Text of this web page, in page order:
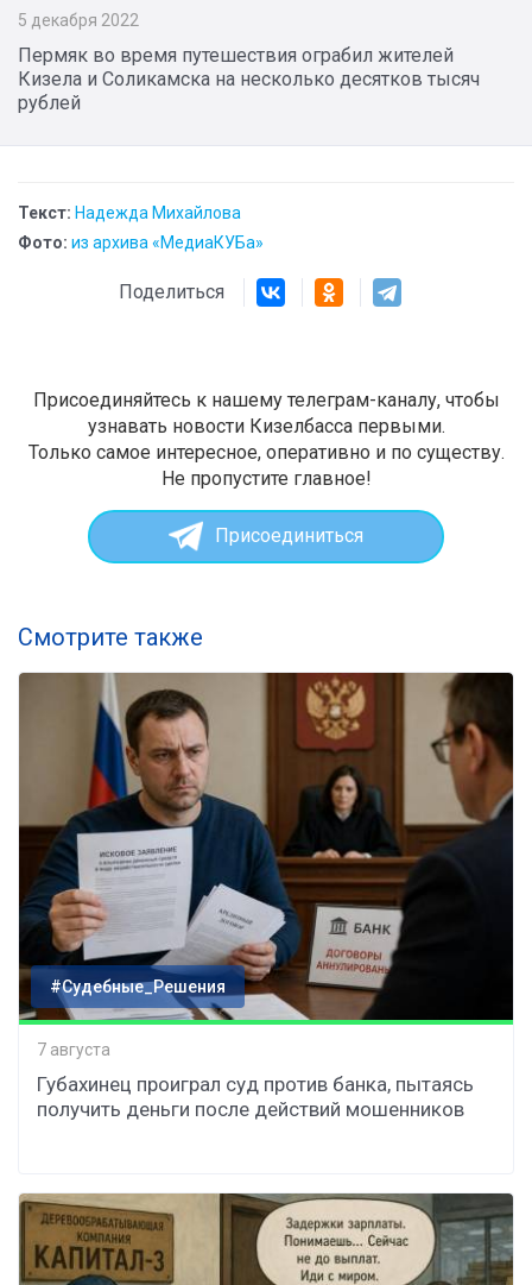
5 декабря 2022
Пермяк во время путешествия ограбил жителей
Кизела и Соликамска на несколько десятков тысяч
рублей
Текст: Надежда Михайлова
Фото: из архива «МедиаКУБа»
Поделиться
Присоединяйтесь к нашему телеграм-каналу, чтобы
узнавать новости Кизелбасса первыми.
Только самое интересное, оперативно и по существу.
Не пропустите главное!
Присоединиться
Смотрите также
#Судебные_Решения
7 августа
Губахинец проиграл суд против банка, пытаясь
получить деньги после действий мошенников